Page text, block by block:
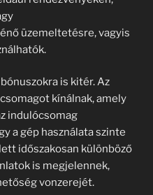
üzemeltetésre, vagyis
is kitér. Az
kínálnak, amely
indulócsomag
a gép használata szinte
időszakosan különböző
is megjelennek,
vonzerejét.